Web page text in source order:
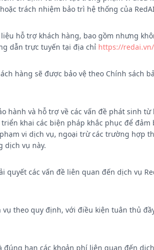
trách nhiệm bảo trì hệ thống của
hỗ trợ khách hàng, bao gồm nhưng
dẫn trực tuyến tại địa chỉ https://
hàng sẽ được bảo vệ theo Chính sách
hành và hỗ trợ về các vấn đề phát sinh từ
khai các biện pháp khắc phục để
vi dịch vụ, ngoại trừ các trường hợp
dịch vụ này.
quyết các vấn đề liên quan đến dịch vụ
theo quy định, với điều kiện tuân thủ
đúng hạn các khoản phí liên quan đến